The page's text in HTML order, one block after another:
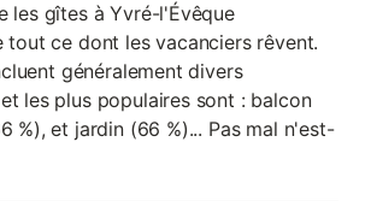
les gîtes à Yvré-l'Évêque
tout ce dont les vacanciers rêvent.
généralement divers
les plus populaires sont : balcon
%), et jardin (66 %)... Pas mal n'est-